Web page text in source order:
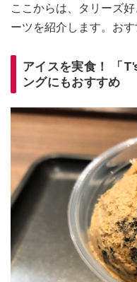
ここからは、タリーズ
ーツを紹介します。お
アイスを実食！ 「
ングにもおすすめ